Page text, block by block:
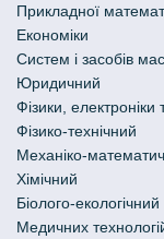
Прикладної
Економіки
Систем і засобів
Юридичний
Фізики,
Фізико-технічний
Механіко-
Хімічний
Біолого-екологічний
Медичних